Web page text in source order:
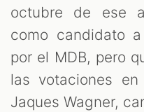
octubre de ese
como candidato a
por el MDB, pero
las votaciones
Jaques Wagner,